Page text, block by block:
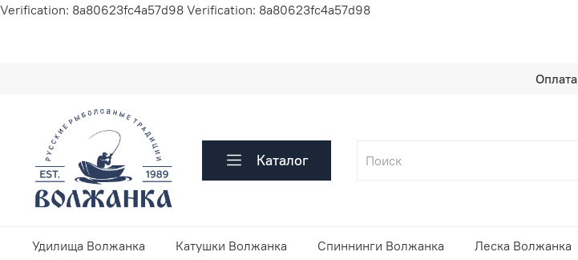
Verification: 8a80623fc4a57d98 Verification: 8a80623fc4a57d98
Оплата
Каталог
Удилища Волжанка Катушки Волжанка Спиннинги Волжанка Леска Волжанка